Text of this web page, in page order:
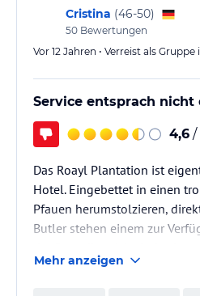
Wünsche bleiben keine offen...
ZU jederzeit immer alles
wer den unbedingt will, kann
Ich habe dieses Hotel sehr…
Cristina (46-50)
50 Bewertungen
Vor 12 Jahren • Verreist als Gruppe
Service entsprach nicht
4,6 /
Das Roayl Plantation ist
Hotel. Eingebettet in einen
Pfauen herumstolzieren,
Butler stehen einem zur
so richtige Wohlfühlstimmung
Mehr anzeigen